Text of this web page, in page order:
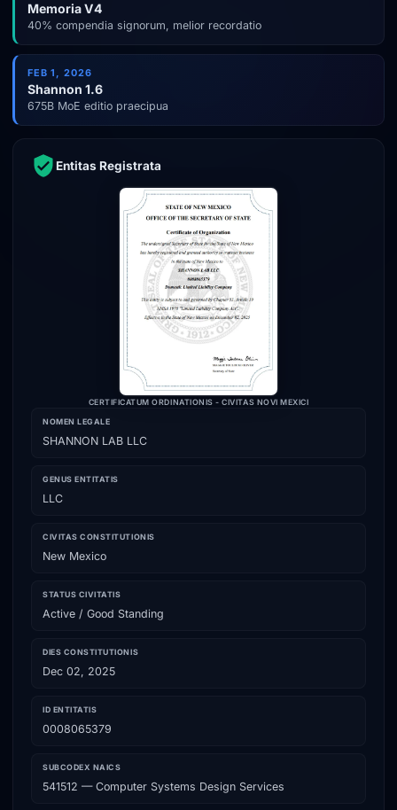
Memoria V4
40% compendia signorum, melior recordatio
FEB 1, 2026
Shannon 1.6
675B MoE editio praecipua
Entitas Registrata
CERTIFICATUM ORDINATIONIS - CIVITAS NOVI MEXICI
NOMEN LEGALE
SHANNON LAB LLC
GENUS ENTITATIS
LLC
CIVITAS CONSTITUTIONIS
New Mexico
STATUS CIVITATIS
Active / Good Standing
DIES CONSTITUTIONIS
Dec 02, 2025
ID ENTITATIS
0008065379
SUBCODEX NAICS
541512 — Computer Systems Design Services